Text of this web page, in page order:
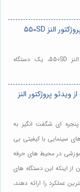
⭐️ 💡 چگونه از تمام قابلیت‌های ویدئو پروژکتور النز 550SD
ویدئو پروژکتور در تهران - ویدئو پروژکتور النز 550SD، یک دستگاه
پروژکتور النز
پنجره ای شگفت انگیز به
سینمایی با کیفیتی بی
آموزشی در محیط های حرفه
از اینکه این دستگاه های
عملکرد را ارائه دهند،